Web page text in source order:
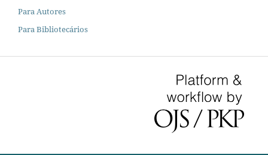
Para Autores
Para Bibliotecários